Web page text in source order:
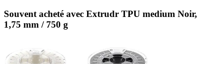
Souvent acheté avec Extrudr TPU medium Noir,
1,75 mm / 750 g